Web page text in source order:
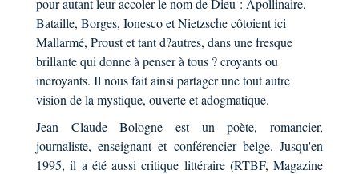
pour autant leur accoler le nom de Dieu : Apollinaire,
Bataille, Borges, Ionesco et Nietzsche côtoient ici
Mallarmé, Proust et tant d?autres, dans une fresque
brillante qui donne à penser à tous ? croyants ou
incroyants. Il nous fait ainsi partager une tout autre
vision de la mystique, ouverte et adogmatique.
Jean Claude Bologne est un poète, romancier,
journaliste, enseignant et conférencier belge. Jusqu'en
1995, il a été aussi critique littéraire (RTBF, Magazine